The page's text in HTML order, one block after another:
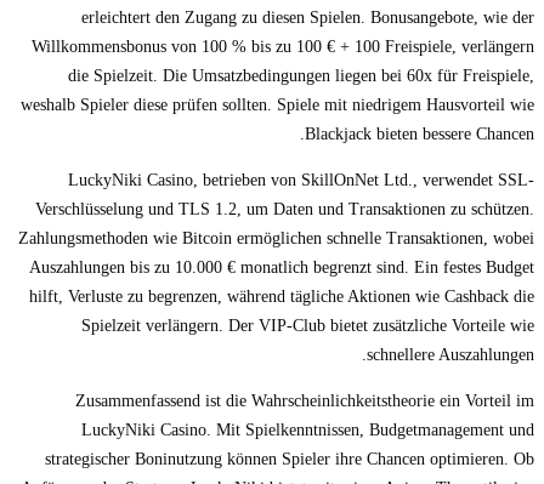
erleichtert den Zugang zu diesen Spielen. Bonusangebote, wie der
Willkommensbonus von 100 % bis zu 100 € + 100 Freispiele, verlängern
die Spielzeit. Die Umsatzbedingungen liegen bei 60x für Freispiele,
weshalb Spieler diese prüfen sollten. Spiele mit niedrigem Hausvorteil wie
Blackjack bieten bessere Chancen.
LuckyNiki Casino, betrieben von SkillOnNet Ltd., verwendet SSL-
Verschlüsselung und TLS 1.2, um Daten und Transaktionen zu schützen.
Zahlungsmethoden wie Bitcoin ermöglichen schnelle Transaktionen, wobei
Auszahlungen bis zu 10.000 € monatlich begrenzt sind. Ein festes Budget
hilft, Verluste zu begrenzen, während tägliche Aktionen wie Cashback die
Spielzeit verlängern. Der VIP-Club bietet zusätzliche Vorteile wie
schnellere Auszahlungen.
Zusammenfassend ist die Wahrscheinlichkeitstheorie ein Vorteil im
LuckyNiki Casino. Mit Spielkenntnissen, Budgetmanagement und
strategischer Boninutzung können Spieler ihre Chancen optimieren. Ob